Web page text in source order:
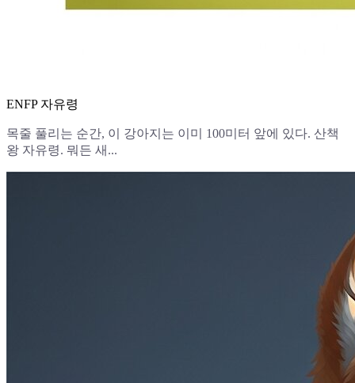
ENFP 자유령
목줄 풀리는 순간, 이 강아지는 이미 100미터 앞에 있다. 산책
왕 자유령. 뭐든 새...